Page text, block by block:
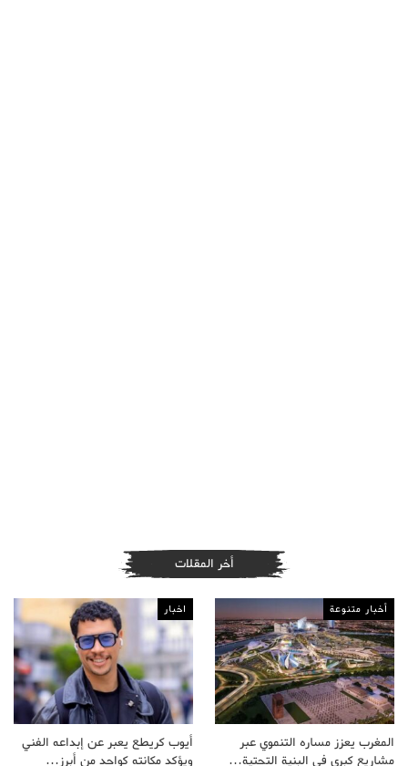
أخر المقلات
أخبار متنوعة
المغرب يعزز مساره التنموي عبر
مشاريع كبرى في البنية التحتية…
اخبار
أيوب كريطع يعبر عن إبداعه الفني
ويؤكد مكانته كواحد من أبرز…